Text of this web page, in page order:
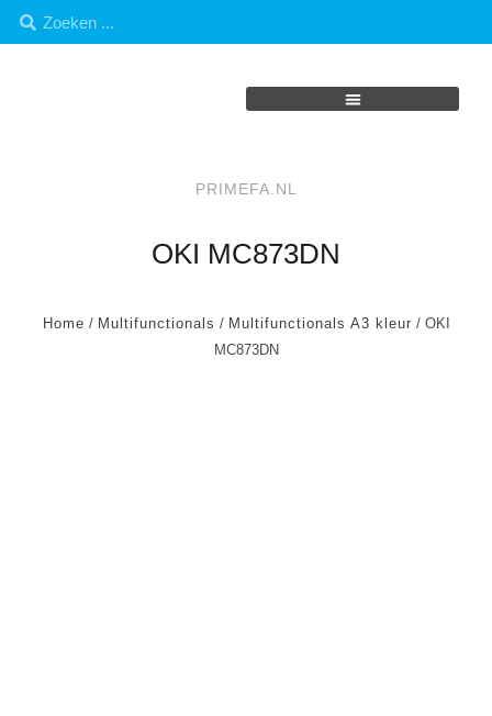
PRIMEFA.NL
OKI MC873DN
Home / Multifunctionals / Multifunctionals A3 kleur / OKI
MC873DN